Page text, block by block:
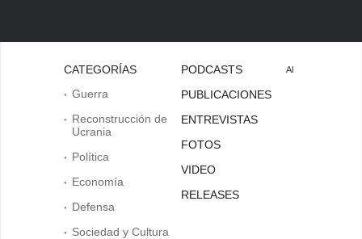
CATEGORÍAS
Guerra
Reconstrucción de
Ucrania
Política
Economía
Defensa
Sociedad y Cultura
PODCASTS
PUBLICACIONES
ENTREVISTAS
FOTOS
VIDEO
RELEASES
Al